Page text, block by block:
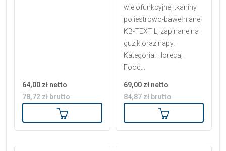
64,00 zł netto
78,72 zł brutto
Dodaj do koszyka
wielofunkcyjnej tkaniny
poliestrowo-bawełnianej
KB-TEXTIL, zapinane na
guzik oraz napy.
Kategoria: Horeca,
Food...
69,00 zł netto
84,87 zł brutto
Dodaj do